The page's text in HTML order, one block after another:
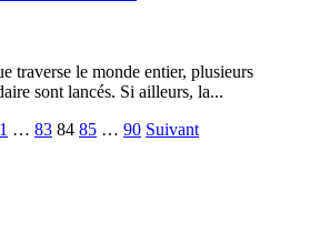
traverse le monde entier, plusieurs
sont lancés. Si ailleurs, la...
1 … 83 84 85 … 90 Suivant